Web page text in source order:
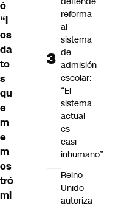
ó
“l
os
da
to
s
qu
e
m
e
m
os
tró
mi
reforma
al
sistema
de
admisión
escolar:
“El
sistema
actual
es
casi
inhumano”
Reino
Unido
autoriza